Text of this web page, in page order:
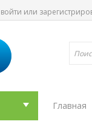
войти или
Главная